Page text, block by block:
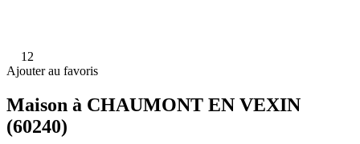
12
Ajouter au favoris
Maison à CHAUMONT EN VEXIN
(60240)